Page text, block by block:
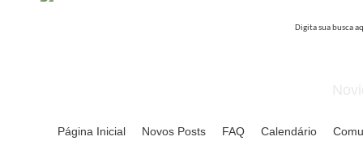
Página Inicial Novos Posts FAQ Calendário